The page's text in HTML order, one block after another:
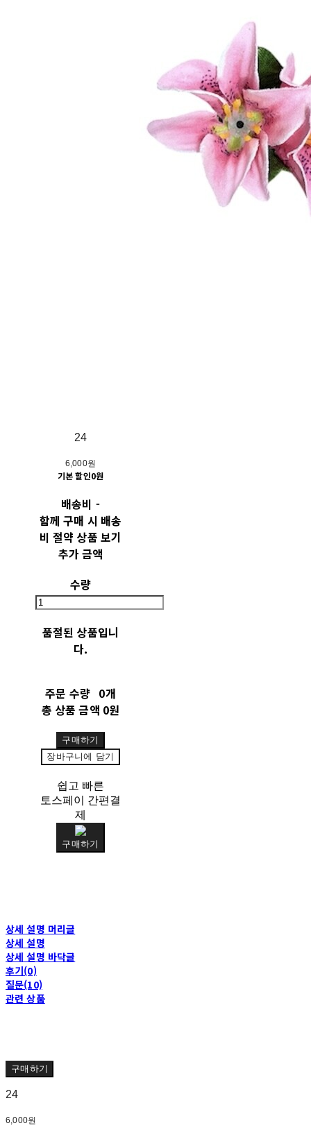
24
6,000원
기본 할인0원
배송비 -
함께 구매 시 배송
비 절약 상품 보기
추가 금액
수량
품절된 상품입니
다.
주문 수량 0개
총 상품 금액 0원
구매하기
장바구니에 담기
쉽고 빠른
토스페이 간편결
제
구매하기
상세 설명 머리글
상세 설명
상세 설명 바닥글
후기(0)
질문(10)
관련 상품
구매하기
24
6,000원